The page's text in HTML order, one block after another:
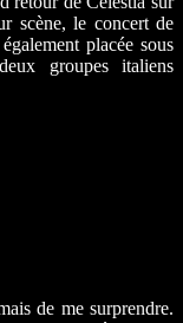
scène, le concert de
placée sous
groupes italiens
de me surprendre.